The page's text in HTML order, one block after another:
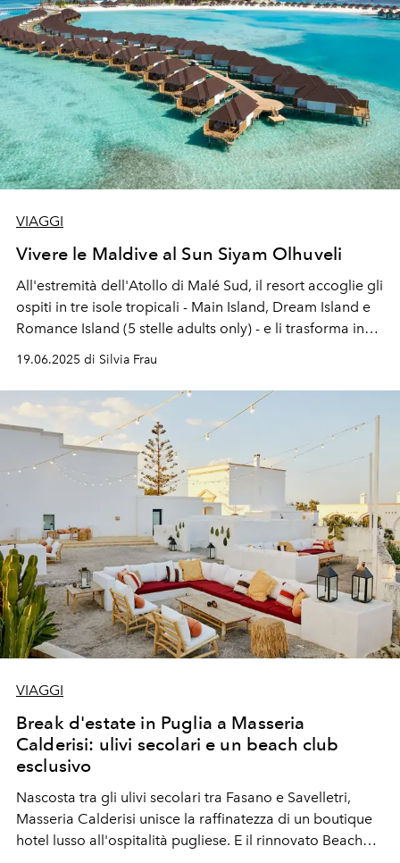
VIAGGI
Vivere le Maldive al Sun Siyam Olhuveli
All'estremità dell'Atollo di Malé Sud, il resort accoglie gli
ospiti in tre isole tropicali - Main Island, Dream Island e
Romance Island (5 stelle adults only) - e li trasforma in
19.06.2025 di Silvia Frau
VIAGGI
Break d'estate in Puglia a Masseria
Calderisi: ulivi secolari e un beach club
esclusivo
Nascosta tra gli ulivi secolari tra Fasano e Savelletri,
Masseria Calderisi unisce la raffinatezza di un boutique
hotel lusso all'ospitalità pugliese. E il rinnovato Beach